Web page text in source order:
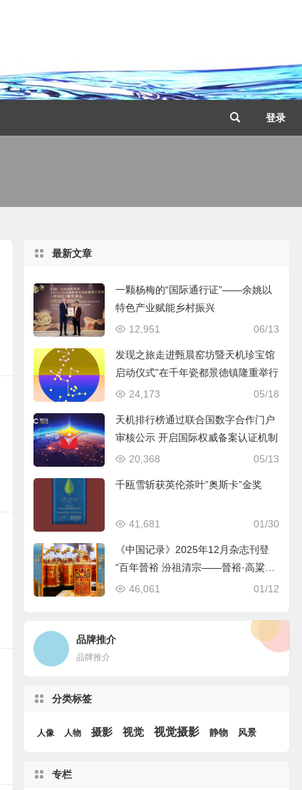
登录
最新文章
一颗杨梅的“国际通行证”——余姚以
特色产业赋能乡村振兴
06/13
12,951
发现之旅走进甄晨窑坊暨天机珍宝馆
启动仪式”在千年瓷都景德镇隆重举行
05/18
24,173
天机排行榜通过联合国数字合作门户
审核公示 开启国际权威备案认证机制
05/13
20,368
千瓯雪斩获英伦茶叶”奥斯卡”金奖
01/30
41,681
《中国记录》2025年12月杂志刊登
“百年晉裕 汾祖清宗——晉裕·高粱穗
商标品牌及晉裕汾酒公司”
01/12
46,061
品牌推介
品牌推介
分类标签
人像 人物 摄影 视觉 视觉摄影 静物 风景
专栏